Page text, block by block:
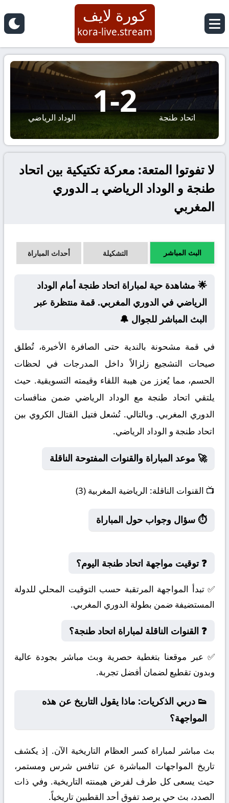
كورة لايف
kora-live.stream
اتحاد طنجة 2
-
1 الوداد الرياضي
لا تفوتوا المتعة: معركة تكتيكية بين اتحاد
طنجة و الوداد الرياضي بـ الدوري
المغربي
البث المباشر التشكيلة أحداث المباراة
🌟 مشاهدة حية لمباراة اتحاد طنجة أمام الوداد
الرياضي في الدوري المغربي. قمة منتظرة عبر
البث المباشر للجوال 🔔
في قمة مشحونة بالندية حتى الصافرة الأخيرة، تُطلق
صيحات التشجيع زلزالاً داخل المدرجات في لحظات
الحسم، مما يُعزز من هيبة اللقاء وقيمته التسويقية. حيث
يلتقي اتحاد طنجة مع الوداد الرياضي ضمن منافسات
الدوري المغربي. وبالتالي. تُشعل فتيل القتال الكروي بين
اتحاد طنجة و الوداد الرياضي.
🚀 موعد المباراة والقنوات المفتوحة الناقلة
📺 القنوات الناقلة: الرياضية المغربية (3)
⏱️ سؤال وجواب حول المباراة
❓ توقيت مواجهة اتحاد طنجة اليوم؟
✅ تبدأ المواجهة المرتقبة حسب التوقيت المحلي للدولة
المستضيفة ضمن بطولة الدوري المغربي.
❓ القنوات الناقلة لمباراة اتحاد طنجة؟
✅ عبر موقعنا بتغطية حصرية وبث مباشر بجودة عالية
وبدون تقطيع لضمان أفضل تجربة.
👟 دربي الذكريات: ماذا يقول التاريخ عن هذه
المواجهة؟
بث مباشر لمباراة كسر العظام التاريخية الآن. إذ يكشف
تاريخ المواجهات المباشرة عن تنافس شرس ومستمر،
حيث يسعى كل طرف لفرض هيمنته التاريخية. وفي ذات
الصدد، بث حي يرصد تفوق أحد القطبين تاريخياً.